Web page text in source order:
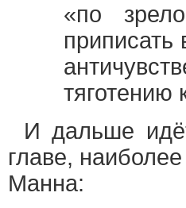
«по
приписать
тяготению
И дальше
главе,
Манна: